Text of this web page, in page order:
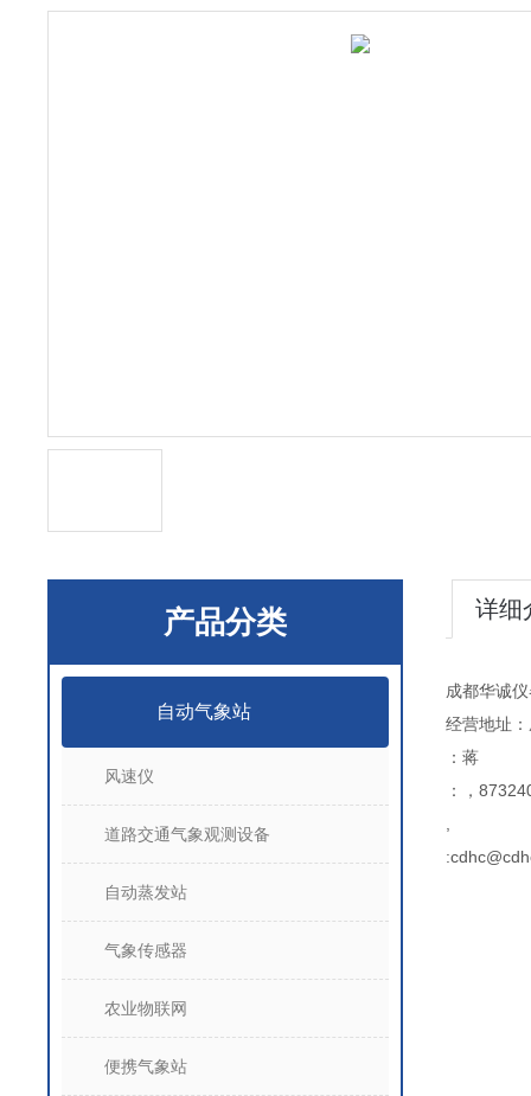
产品分类
自动气象站
风速仪
道路交通气象观测设备
自动蒸发站
气象传感器
农业物联网
便携气象站
详细
成都华诚
经营地址
：蒋
：，